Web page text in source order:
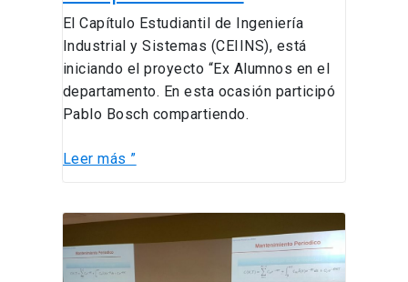
El Capítulo Estudiantil de Ingeniería
Industrial y Sistemas (CEIINS), está
iniciando el proyecto “Ex Alumnos en el
departamento. En esta ocasión participó
Pablo Bosch compartiendo.
Leer más ”
1er
Coloquio
ICHIO-